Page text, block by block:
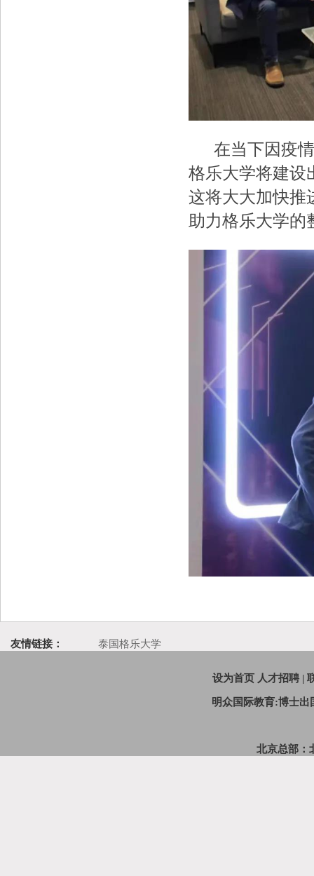
在当下因疫情
格乐大学将建设
这将大大加快推
助力格乐大学的
友情链接： 泰国格乐大学
设为首页 人才招聘 |
明众国际教育:博士出
北京总部：